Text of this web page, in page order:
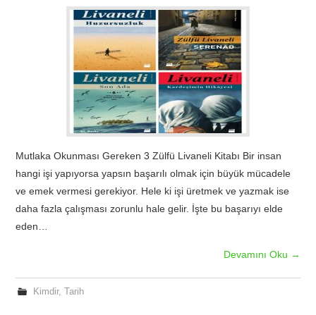
Mutlaka Okunması Gereken 3 Zülfü Livaneli Kitabı Bir insan
hangi işi yapıyorsa yapsın başarılı olmak için büyük mücadele
ve emek vermesi gerekiyor. Hele ki işi üretmek ve yazmak ise
daha fazla çalışması zorunlu hale gelir. İşte bu başarıyı elde
eden…
Devamını Oku →
Kimdir, Tarih